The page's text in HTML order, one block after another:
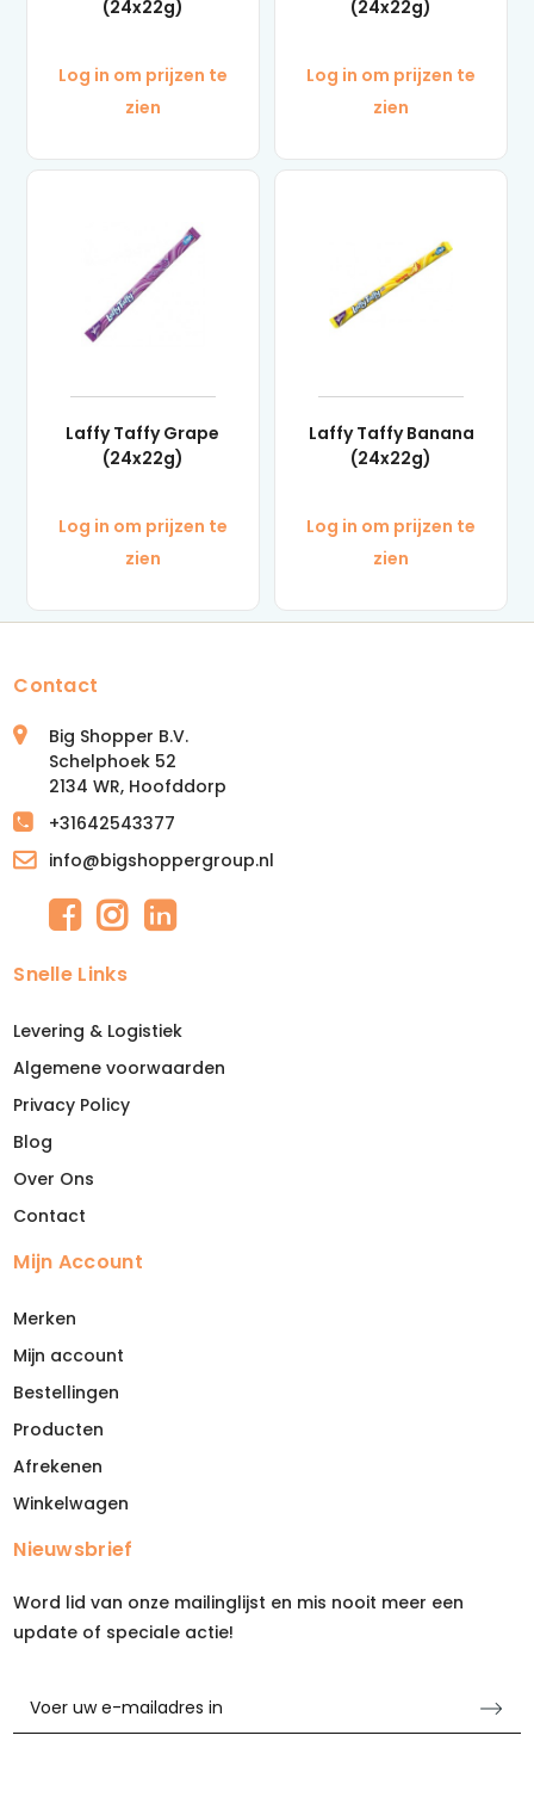
(24x22g)
Log in om prijzen te
zien
(24x22g)
Log in om prijzen te
zien
Laffy Taffy Grape
(24x22g)
Log in om prijzen te
zien
Laffy Taffy Banana
(24x22g)
Log in om prijzen te
zien
Contact
Big Shopper B.V.
Schelphoek 52
2134 WR, Hoofddorp
+31642543377
info@bigshoppergroup.nl
Snelle Links
Levering & Logistiek
Algemene voorwaarden
Privacy Policy
Blog
Over Ons
Contact
Mijn Account
Merken
Mijn account
Bestellingen
Producten
Afrekenen
Winkelwagen
Nieuwsbrief
Word lid van onze mailinglijst en mis nooit meer een
update of speciale actie!